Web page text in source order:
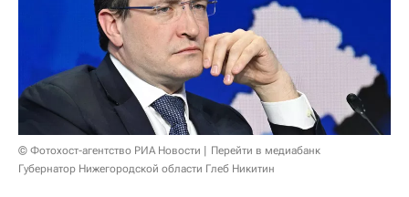
© Фотохост-агентство РИА Новости
Перейти в медиабанк
Губернатор Нижегородской области Глеб Никитин